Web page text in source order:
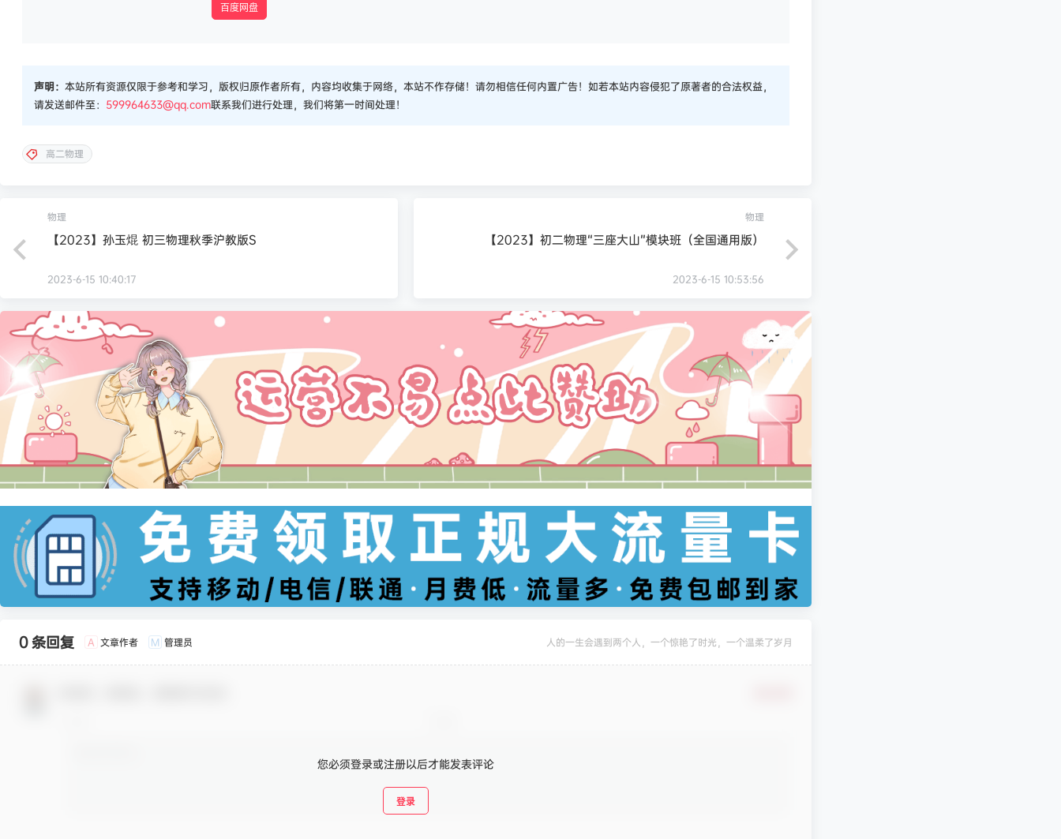
百度网盘
声明： 本站所有资源仅限于参考和学习，版权归原作者所有，内容均收集于网络，本站不作存储！请勿相信任何内置广告！如若本站内容侵犯了原著者的合法权益，
请发送邮件至： 599964633@qq.com联系我们进行处理，我们将第一时间处理！
高二物理
物理
【2023】孙玉焜 初三物理秋季沪教版S
2023-6-15 10:40:17
物理
【2023】初二物理“三座大山”模块班（全国通用版）
2023-6-15 10:53:56
0 条回复 A 文章作者 M 管理员 人的一生会遇到两个人，一个惊艳了时光，一个温柔了岁月
您必须登录或注册以后才能发表评论
登录